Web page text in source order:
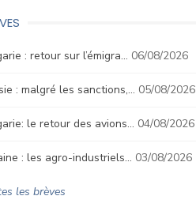
: retour sur l’émigra… 06/08/2026
: malgré les sanctions,… 05/08/2026
le retour des avions… 04/08/2026
: les agro-industriels… 03/08/2026
les brèves